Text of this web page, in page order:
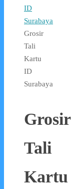
ID
Surabaya
Grosir
Tali
Kartu
ID
Surabaya
Grosir
Tali
Kartu